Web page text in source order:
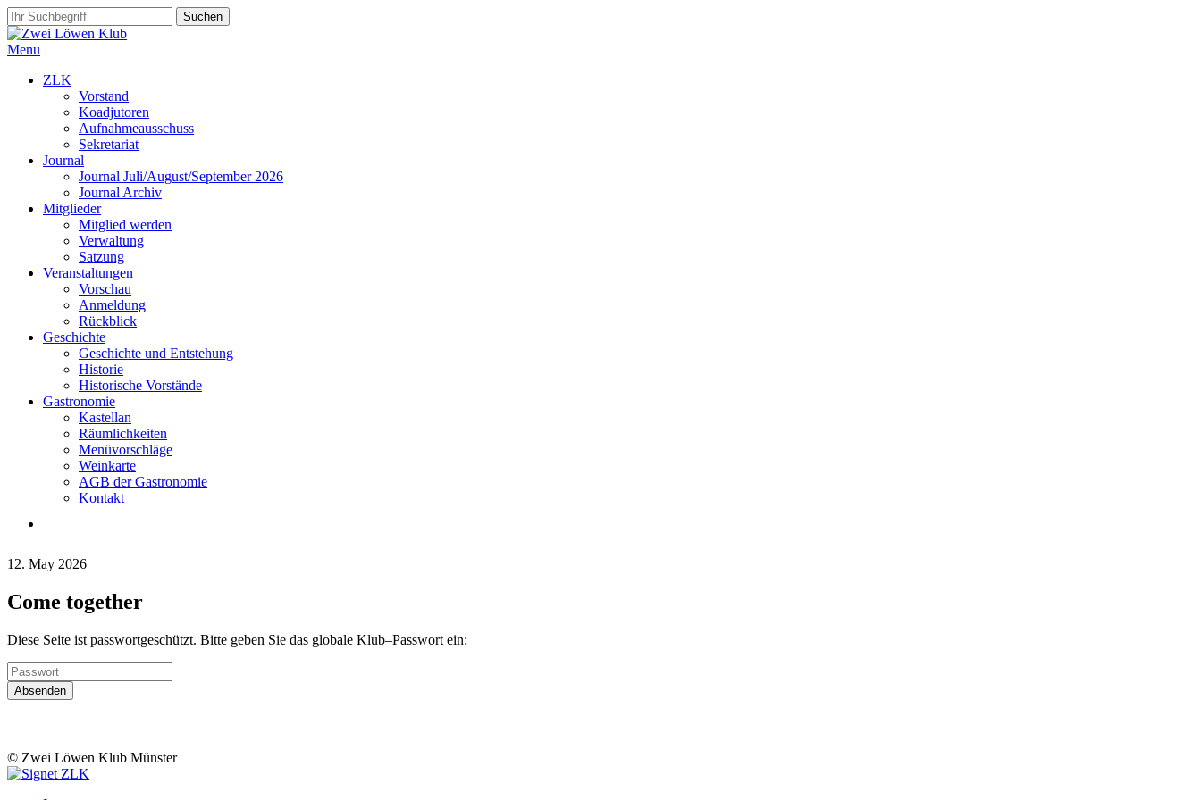
Menu
ZLK
Vorstand
Koadjutoren
Aufnahmeausschuss
Sekretariat
Journal
Journal Juli/August/September 2026
Journal Archiv
Mitglieder
Mitglied werden
Verwaltung
Satzung
Veranstaltungen
Vorschau
Anmeldung
Rückblick
Geschichte
Geschichte und Entstehung
Historie
Historische Vorstände
Gastronomie
Kastellan
Räumlichkeiten
Menüvorschläge
Weinkarte
AGB der Gastronomie
Kontakt
12. May 2026
Come together
Diese Seite ist passwortgeschützt. Bitte geben Sie das globale Klub–Passwort ein:
© Zwei Löwen Klub Münster